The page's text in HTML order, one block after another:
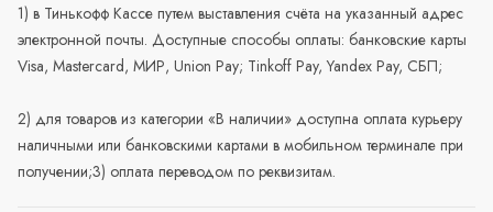
1) в Тинькофф Кассе путем выставления счёта на указанный адрес
электронной почты. Доступные способы оплаты: банковские карты
Visa, Mastercard, МИР, Union Pay; Tinkoff Pay, Yandex Pay, СБП;
2) для товаров из категории «В наличии» доступна оплата курьеру
наличными или банковскими картами в мобильном терминале при
получении;3) оплата переводом по реквизитам.